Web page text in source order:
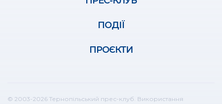
ПОДІЇ
ПРОЄКТИ
© 2003-2026 Тернопільський прес-клуб. Використання